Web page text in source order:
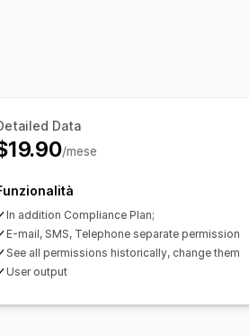
Data
/mese
In addition Compliance Plan;
E-mail, SMS, Telephone separate permission
See all permissions historically, change them
User output